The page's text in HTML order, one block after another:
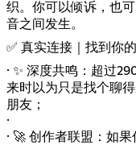
织。你可以倾诉，也
音之间发生。
✅ 真实连接｜找到你
· ✨ 深度共鸣：超过
来时以为只是找个聊
朋友；
·
· 🚀 创作者联盟：如